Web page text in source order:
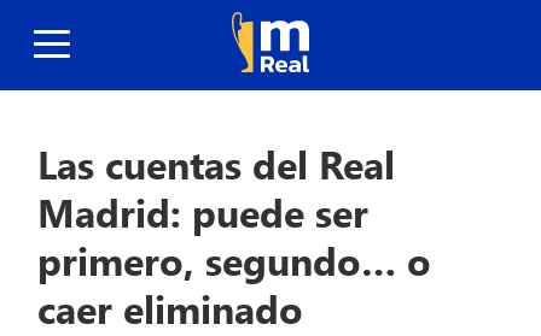
Las cuentas del Real
Madrid: puede ser
primero, segundo… o
caer eliminado